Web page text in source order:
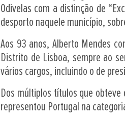
Odivelas com a distinção de
desporto naquele município,
Aos 93 anos, Alberto Mendes
Distrito de Lisboa, sempre ao
vários cargos, incluindo o de
Dos múltiplos títulos que obteve
representou Portugal na